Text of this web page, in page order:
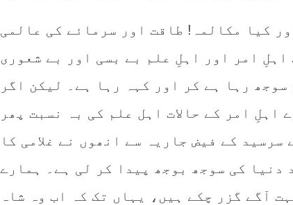
کیا مکالمہ! طاقت اور سرمائے کی عالمی
امر اور اہلِ علم بے بسی اور بے شعوری
رہا ہے کر اور کہہ رہا ہے۔ لیکن اگر
اہلِ امر کے حالات اہل علم کی بہ نسبت پھر
کے فیض جاریہ سے انھوں نے غلامی کا
دنیا کی سوجھ بوجھ پیدا کر لی ہے۔ ہمارے
آگے گزر چکے ہیں، یہاں تک کہ اب وہ شاہ